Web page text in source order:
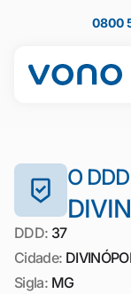
0800
O
DDD: 37
Cidade:
Sigla: MG